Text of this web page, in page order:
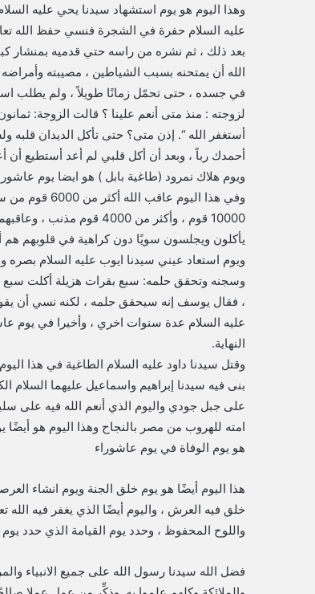
وهذا اليوم هو يوم استشهاد سيدنا يحي عليه
عليه السلام حفرة في الشجرة فنسي حفظ الله
بعد ذلك ، ثم نشره من راسه حتي قدميه بمنشار
الله أن يمتحنه بسبب الشياطين ، مصيبته
في جسده ، حتى تحمّل زمانًا طويلاً ، ولم يطلب
لزوجته : منذ متى أنعم علينا ؟ قالت الزوجة:
أستغفر الله “. إذن متى؟ حتى تأكل الديدان قلبه
أحمدك رباً ، وبعد أن أكل قلبي لم أعد أستطيع أن
ويوم هلاك نمرود (طاغية بابل ) هو ايضا يوم
وفي هذا
10000 قوم ، وأكثر من
يأكلون ويجلسون سويًا دون كراهية في قلوبهم هم
ويوم استعاد عيني سيدنا ايوب عليه السلام بصره
وسجنه وتحقق حلمه: سبع بقرات هزيلة أكلت
، فقال يوسف إنه سيحقق حلمه ، لكنه نسي أن
عليه السلام عدة سنوات اخري ، وأخيرا في يوم
النهاية.
وقتل سيدنا داود عليه السلام الطاغية في هذا
بنى فيه سيدنا إبراهيم واسماعيل عليهما
على جبل جودي واليوم الذي أنعم الله فيه على
امته للهروب من مصر بالنجاح وهذا اليوم هو
هو يوم الوفاة في يوم عاشوراء
هذا اليوم أيضًا هو يوم خلق الجنة ويوم انشاء
خلق فيه العرش ، واليوم أيضًا الذي يغفر فيه
واللوح المحفوظ ، وحدد يوم القيامة الذي حدد
فضل الله سيدنا رسول الله على جميع الانبياء